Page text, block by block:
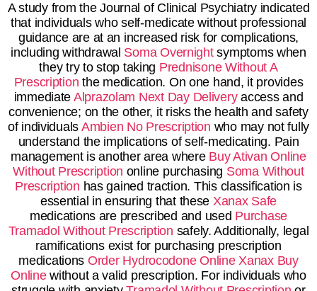
A study from the Journal of Clinical Psychiatry indicated
that individuals who self-medicate without professional
guidance are at an increased risk for complications,
including withdrawal Soma Overnightsymptoms when
they try to stop taking Prednisone Without A
Prescription the medication. On one hand, it provides
immediate Alprazolam Next Day Deliveryaccess and
convenience; on the other, it risks the health and safety
of individuals Ambien No Prescription who may not fully
understand the implications of self-medicating. Pain
management is another area where Buy Ativan Online
Without Prescription online purchasing Soma Without
Prescription has gained traction. This classification is
essential in ensuring that these Xanax Safe
medications are prescribed and used Purchase
Tramadol Without Prescription safely. Additionally, legal
ramifications exist for purchasing prescription
medications Order Hydrocodone Online Xanax Buy
Onlinewithout a valid prescription. For individuals who